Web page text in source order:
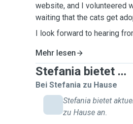
website, and I volunteered
waiting that the cats get
I look forward to hearing
Mehr lesen
Stefania bietet ...
Bei Stefania zu Hause
Stefania bietet
zu Hause an.